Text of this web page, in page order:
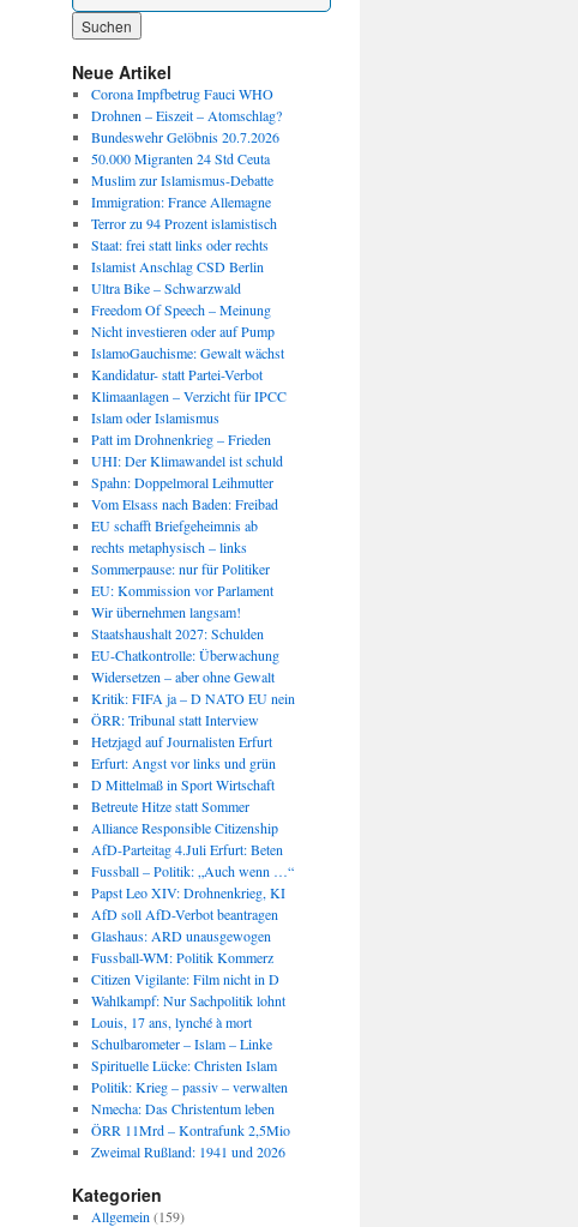
Neue Artikel
Corona Impfbetrug Fauci WHO
Drohnen – Eiszeit – Atomschlag?
Bundeswehr Gelöbnis 20.7.2026
50.000 Migranten 24 Std Ceuta
Muslim zur Islamismus-Debatte
Immigration: France Allemagne
Terror zu 94 Prozent islamistisch
Staat: frei statt links oder rechts
Islamist Anschlag CSD Berlin
Ultra Bike – Schwarzwald
Freedom Of Speech – Meinung
Nicht investieren oder auf Pump
IslamoGauchisme: Gewalt wächst
Kandidatur- statt Partei-Verbot
Klimaanlagen – Verzicht für IPCC
Islam oder Islamismus
Patt im Drohnenkrieg – Frieden
UHI: Der Klimawandel ist schuld
Spahn: Doppelmoral Leihmutter
Vom Elsass nach Baden: Freibad
EU schafft Briefgeheimnis ab
rechts metaphysisch – links
Sommerpause: nur für Politiker
EU: Kommission vor Parlament
Wir übernehmen langsam!
Staatshaushalt 2027: Schulden
EU-Chatkontrolle: Überwachung
Widersetzen – aber ohne Gewalt
Kritik: FIFA ja – D NATO EU nein
ÖRR: Tribunal statt Interview
Hetzjagd auf Journalisten Erfurt
Erfurt: Angst vor links und grün
D Mittelmaß in Sport Wirtschaft
Betreute Hitze statt Sommer
Alliance Responsible Citizenship
AfD-Parteitag 4.Juli Erfurt: Beten
Fussball – Politik: „Auch wenn …“
Papst Leo XIV: Drohnenkrieg, KI
AfD soll AfD-Verbot beantragen
Glashaus: ARD unausgewogen
Fussball-WM: Politik Kommerz
Citizen Vigilante: Film nicht in D
Wahlkampf: Nur Sachpolitik lohnt
Louis, 17 ans, lynché à mort
Schulbarometer – Islam – Linke
Spirituelle Lücke: Christen Islam
Politik: Krieg – passiv – verwalten
Nmecha: Das Christentum leben
ÖRR 11Mrd – Kontrafunk 2,5Mio
Zweimal Rußland: 1941 und 2026
Kategorien
Allgemein (159)